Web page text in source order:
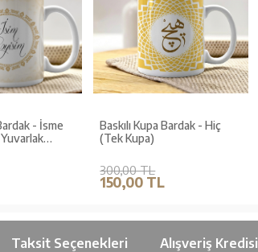
- İsme
Baskılı Kupa Bardak - Hiç
(Tek Kupa)
300,00 TL
150,00 TL
Taksit Seçenekleri Alışveriş Kredisi